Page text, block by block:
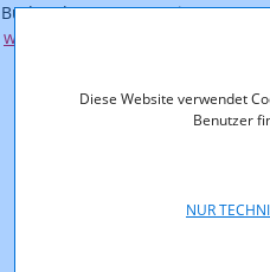
Diese Website verwendet
Benutzer
NUR
Budget beträgt 13,5 Mio. Euro.
www.fernsehfonds.at